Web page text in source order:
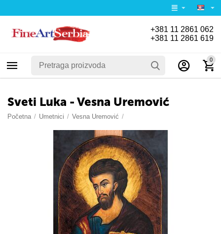
+381 11 2861 062
+381 11 2861 619
0
Sveti Luka - Vesna Uremović
Početna / Umetnici / Vesna Uremović /